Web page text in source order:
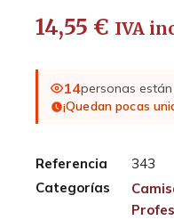
14,55 € IVA
14personas
¡Quedan pocas
Referencia
343
Categorías